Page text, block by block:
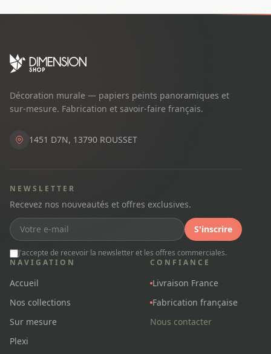
Décoration murale — papiers peints panoramiques et
sur-mesure. Fabrication et savoir-faire français.
1451 D7N, 13790 ROUSSET
NEWSLETTER
Recevez nos nouveautés et offres exclusives.
S'inscrire
J'accepte de recevoir la newsletter et les offres commerciales.
NAVIGATION
Accueil
Nos collections
Sur mesure
Plexi
CONFIANCE
Livraison France
Fabrication française
Nous contacter